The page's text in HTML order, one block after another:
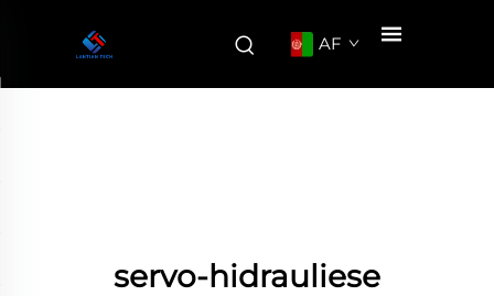
AF
servo-hidrauliese